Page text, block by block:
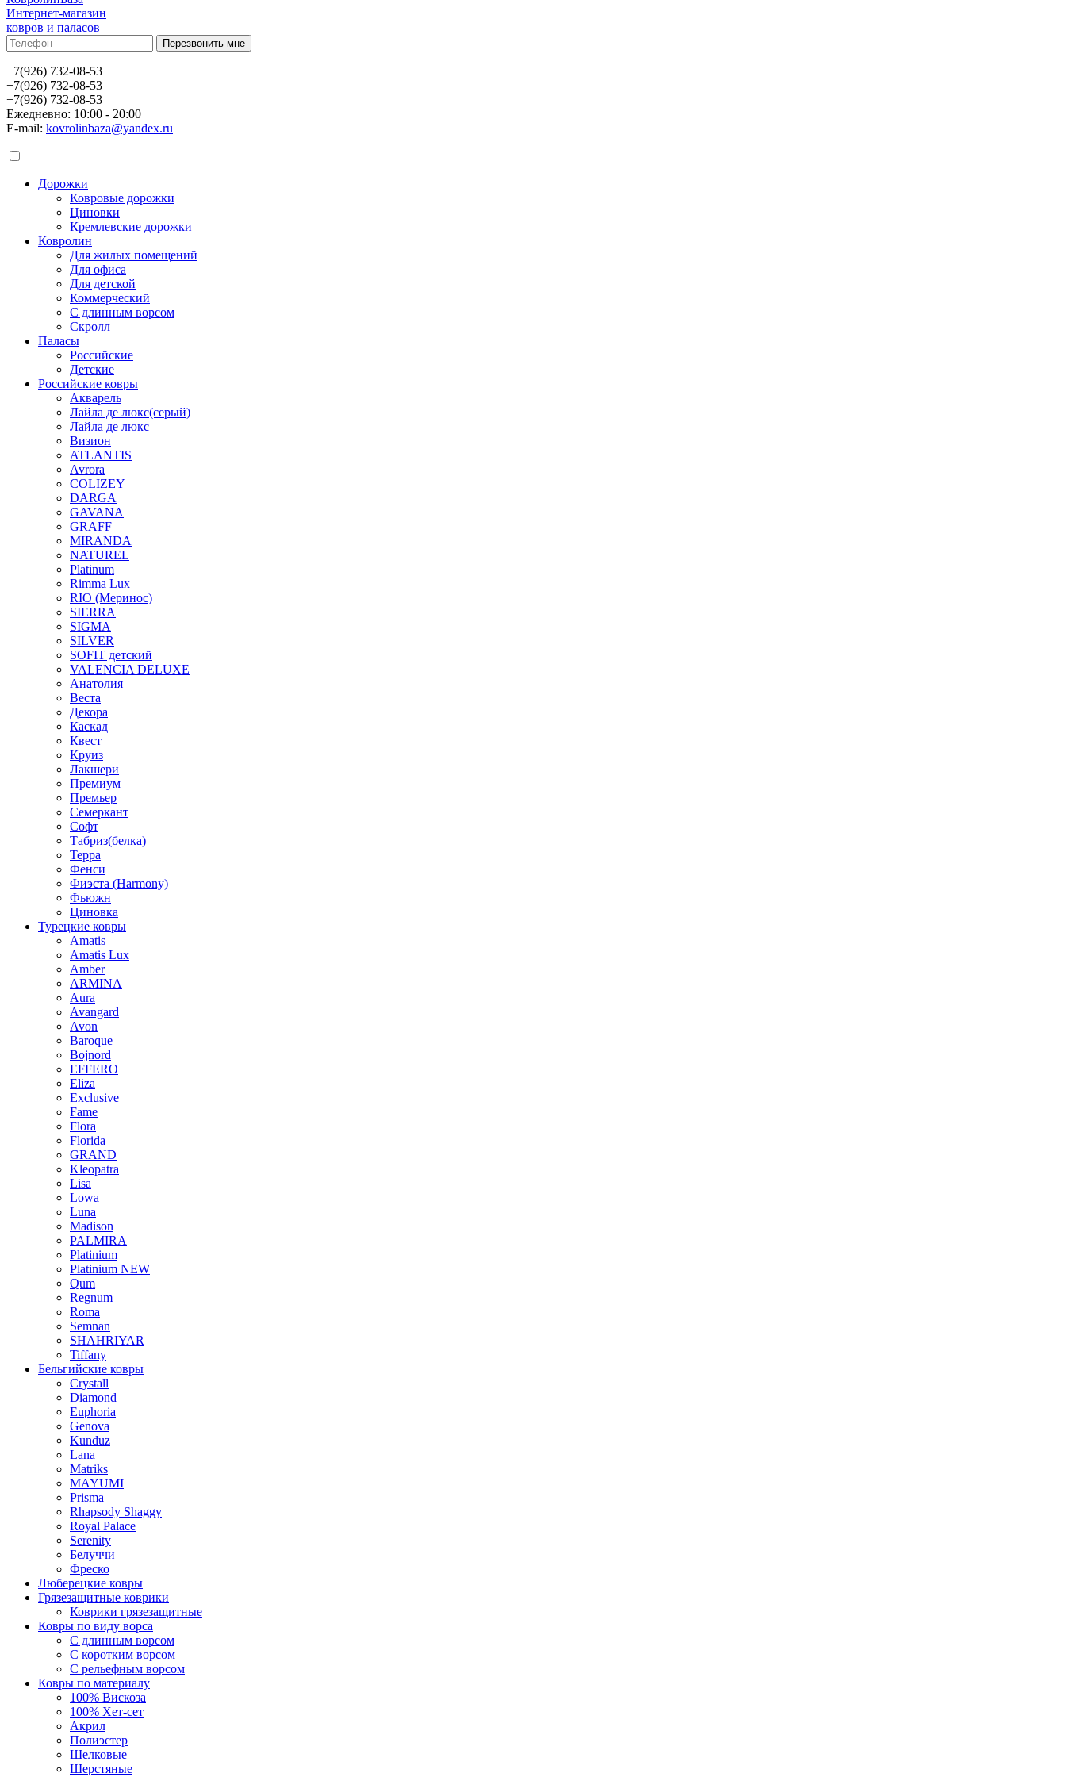
Интернет-магазин
ковров и паласов
+7(926) 732-08-53
+7(926) 732-08-53
+7(926) 732-08-53
Ежедневно: 10:00 - 20:00
E-mail: kovrolinbaza@yandex.ru
Дорожки
Ковровые дорожки
Циновки
Кремлевские дорожки
Ковролин
Для жилых помещений
Для офиса
Для детской
Коммерческий
С длинным ворсом
Скролл
Паласы
Российские
Детские
Российские ковры
Акварель
Лайла де люкс(серый)
Лайла де люкс
Визион
ATLANTIS
Avrora
COLIZEY
DARGA
GAVANA
GRAFF
MIRANDA
NATUREL
Platinum
Rimma Lux
RIO (Меринос)
SIERRA
SIGMA
SILVER
SOFIT детский
VALENCIA DELUXE
Анатолия
Веста
Декора
Каскад
Квест
Круиз
Лакшери
Премиум
Премьер
Семеркант
Софт
Табриз(белка)
Терра
Фенси
Фиэста (Harmony)
Фьюжн
Циновка
Турецкие ковры
Amatis
Amatis Lux
Amber
ARMINA
Aura
Avangard
Avon
Baroque
Bojnord
EFFERO
Eliza
Exclusive
Fame
Flora
Florida
GRAND
Kleopatra
Lisa
Lowa
Luna
Madison
PALMIRA
Platinium
Platinium NEW
Qum
Regnum
Roma
Semnan
SHAHRIYAR
Tiffany
Бельгийские ковры
Crystall
Diamond
Euphoria
Genova
Kunduz
Lana
Matriks
MAYUMI
Prisma
Rhapsody Shaggy
Royal Palace
Serenity
Белуччи
Фреско
Люберецкие ковры
Грязезащитные коврики
Коврики грязезащитные
Ковры по виду ворса
С длинным ворсом
С коротким ворсом
С рельефным ворсом
Ковры по материалу
100% Вискоза
100% Хет-сет
Акрил
Полиэстер
Шелковые
Шерстяные